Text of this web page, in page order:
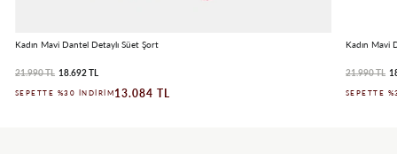
Kadın Mavi Dantel Detaylı Süet Şort
18.692 TL
21.990 TL
SEPETTE %30 İNDIRIM 13.084 TL
Kadın Mavi
21.990 TL
SEPETTE